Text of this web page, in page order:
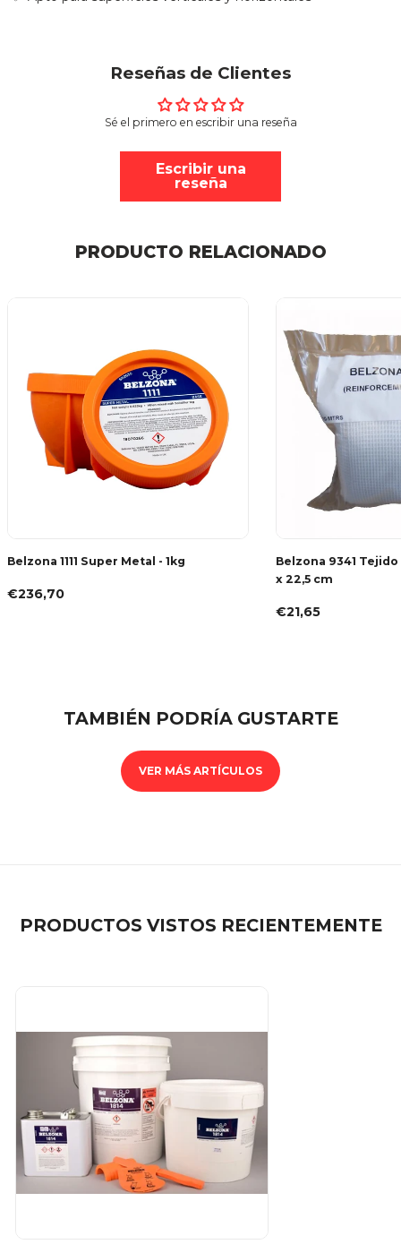
Reseñas de Clientes
Sé el primero en escribir una reseña
Escribir una
reseña
PRODUCTO RELACIONADO
Belzona 1111 Super Metal - 1kg
€236,70
Belzona 9341
x 22,5 cm
€21,65
TAMBIÉN PODRÍA GUSTARTE
VER MÁS ARTÍCULOS
PRODUCTOS VISTOS RECIENTEMENTE